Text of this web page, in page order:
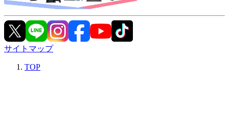
サイトマップ
TOP